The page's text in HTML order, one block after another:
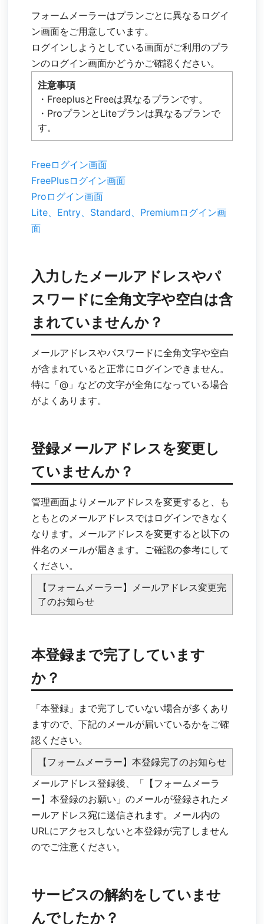
フォームメーラーはプランごとに異なるログイ
ン画面をご用意しています。
ログインしようとしている画面がご利用のプラ
ンのログイン画面かどうかご確認ください。
注意事項
・FreeplusとFreeは異なるプランです。
・ProプランとLiteプランは異なるプランで
す。
Freeログイン画面
FreePlusログイン画面
Proログイン画面
Lite、Entry、Standard、Premiumログイン画
面
入力したメールアドレスやパ
スワードに全角文字や空白は含
まれていませんか？
メールアドレスやパスワードに全角文字や空白
が含まれていると正常にログインできません。
特に「@」などの文字が全角になっている場合
がよくあります。
登録メールアドレスを変更し
ていませんか？
管理画面よりメールアドレスを変更すると、も
ともとのメールアドレスではログインできなく
なります。メールアドレスを変更すると以下の
件名のメールが届きます。ご確認の参考にして
ください。
【フォームメーラー】メールアドレス変更完
了のお知らせ
本登録まで完了しています
か？
「本登録」まで完了していない場合が多くあり
ますので、下記のメールが届いているかをご確
認ください。
【フォームメーラー】本登録完了のお知らせ
メールアドレス登録後、「【フォームメーラ
ー】本登録のお願い」のメールが登録されたメ
ールアドレス宛に送信されます。メール内の
URLにアクセスしないと本登録が完了しません
のでご注意ください。
サービスの解約をしていませ
んでしたか？